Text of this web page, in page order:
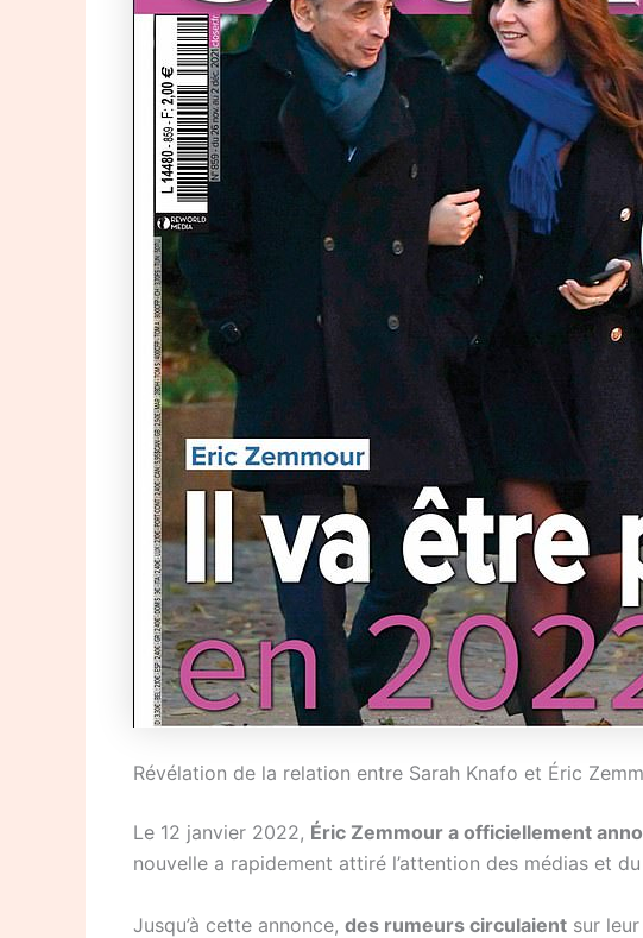
Révélation de la relation entre Sarah Knafo et Éric
Le 12 janvier 2022, Éric Zemmour a officiellement
nouvelle a rapidement attiré l’attention des médias et
Jusqu’à cette annonce, des rumeurs circulaient sur